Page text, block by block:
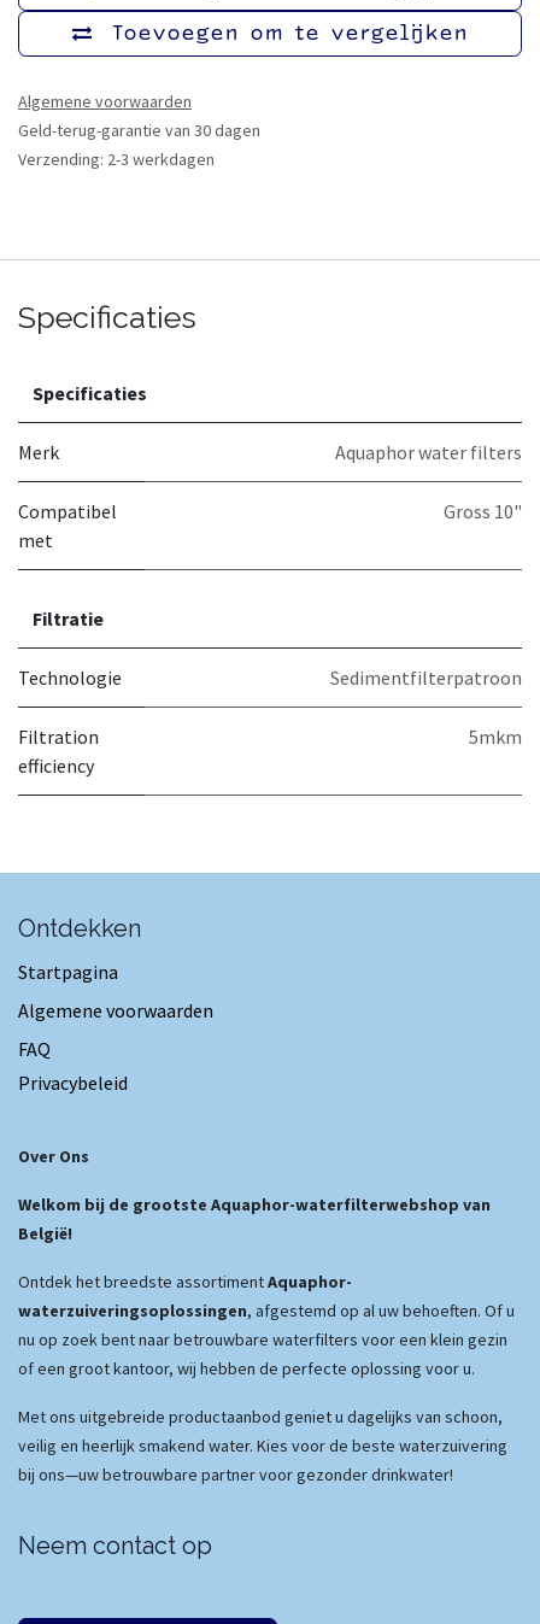
Toevoegen om te vergelijken
Algemene voorwaarden
Geld-terug-garantie van 30 dagen
Verzending: 2-3 werkdagen
Specificaties
Specificaties
Merk Aquaphor water filters
Compatibel
met
Gross 10"
Filtratie
Technologie Sedimentfilterpatroon
Filtration
efficiency
5mkm
Ontdekken
Startpagina
Algemene voorwaarden
FAQ
Privacybeleid
Over Ons
Welkom bij de grootste Aquaphor-waterfilterwebshop van
België!
Ontdek het breedste assortimentAquaphor-
waterzuiveringsoplossingen, afgestemd op al uw behoeften. Of u
nu op zoek bent naar betrouwbare waterfilters voor een klein gezin
of een groot kantoor, wij hebben de perfecte oplossing voor u.
Met ons uitgebreide productaanbod geniet u dagelijks van schoon,
veilig en heerlijk smakend water. Kies voor de beste waterzuivering
bij ons—uw betrouwbare partner voor gezonder drinkwater!
Neem contact op